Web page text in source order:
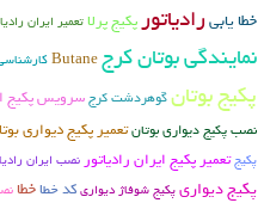
خطا یابیرادیاتورپکیج پرلاتعمیر ایران
نمایندگی بوتان کرجButane
پکیج بوتانگوهردشت کرجسرویس پکیج
نصب پکیج دیواری بوتانتعمیر پکیج دیواری
پکیجتعمیر پکیج ایران رادیاتور نصب ایران
پکیج دیواریپکیج شوفاژ دیواریکد خطاخطا